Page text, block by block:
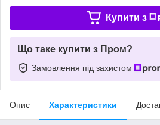
Купити з
Що таке купити з Пром?
Замовлення під захистом
Опис Характеристики